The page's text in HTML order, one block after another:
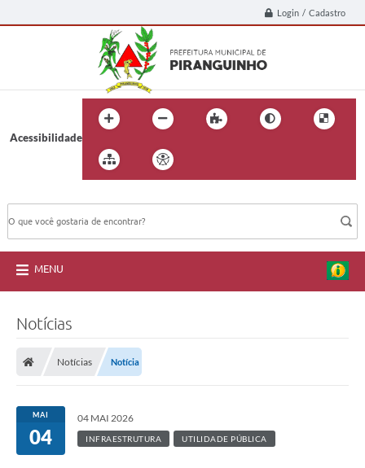
Login / Cadastro
Acessibilidade
MENU
Notícias
Notícias Notícia
MAI
04
04 MAI 2026
INFRAESTRUTURA UTILIDADE PÚBLICA